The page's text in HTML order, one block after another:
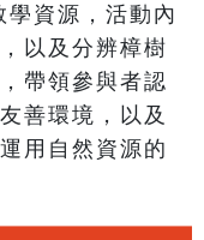
學資源，活動內
以及分辨樟樹
帶領參與者認
善環境，以及
用自然資源的